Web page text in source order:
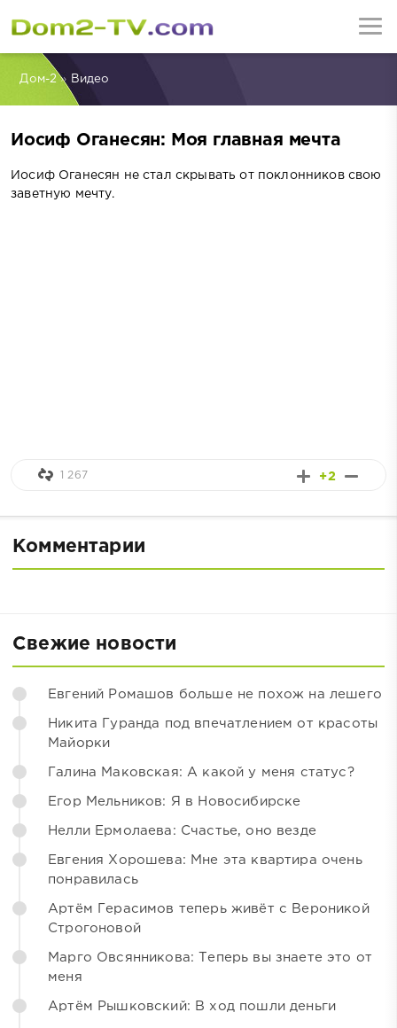
Дом-2» Видео
Иосиф Оганесян: Моя главная мечта
Иосиф Оганесян не стал скрывать от поклонников свою
заветную мечту.
+2
1 267
Комментарии
Свежие новости
Евгений Ромашов больше не похож на лешего
Никита Гуранда под впечатлением от красоты
Майорки
Галина Маковская: А какой у меня статус?
Егор Мельников: Я в Новосибирске
Нелли Ермолаева: Счастье, оно везде
Евгения Хорошева: Мне эта квартира очень
понравилась
Артём Герасимов теперь живёт с Вероникой
Строгоновой
Марго Овсянникова: Теперь вы знаете это от
меня
Артём Рышковский: В ход пошли деньги